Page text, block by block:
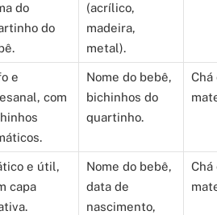
do
do
(acrílico,
madeira,
metal).
e
com
Nome do bebê,
bichinhos do
quartinho.
Chá
e útil,
capa
Nome do bebê,
data de
nascimento,
Chá